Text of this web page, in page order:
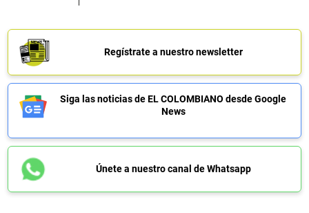
Regístrate a nuestro newsletter
Siga las noticias de EL COLOMBIANO desde Google
News
Únete a nuestro canal de Whatsapp